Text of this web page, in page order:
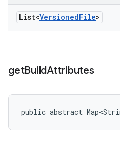
List<VersionedFile>
getBuildAttributes
public abstract